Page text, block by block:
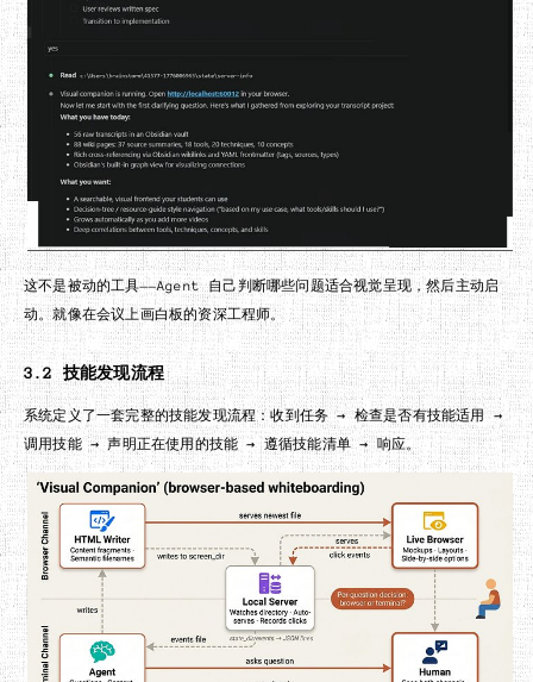
这不是被动的工具——Agent 自己判断哪些问题适合视觉呈现，然后主动启
动。就像在会议上画白板的资深工程师。
3.2 技能发现流程
系统定义了一套完整的技能发现流程：收到任务 → 检查是否有技能适用 →
调用技能 → 声明正在使用的技能 → 遵循技能清单 → 响应。